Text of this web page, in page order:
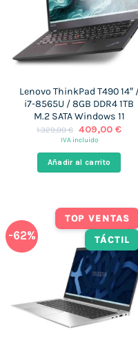
Lenovo ThinkPad T490 14″
i7-8565U / 8GB DDR4 1TB
M.2 SATA Windows 11
1.329,00€ El
precio
era:
1.329,00 €.
409,00 €El
es:
IVA incluido
Añadir al carrito
-62%
TOP VENTAS
TÁCTIL